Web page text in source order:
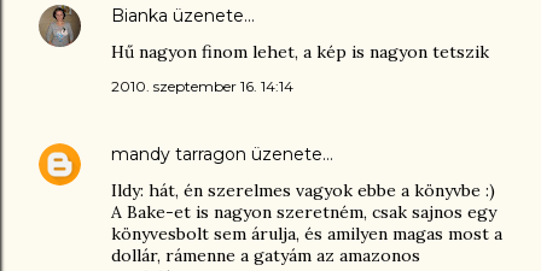
Bianka üzenete…
Hű nagyon finom lehet, a kép is nagyon tetszik
2010. szeptember 16. 14:14
mandy tarragon üzenete…
Ildy: hát, én szerelmes vagyok ebbe a könyvbe :)
A Bake-et is nagyon szeretném, csak sajnos egy
könyvesbolt sem árulja, és amilyen magas most a
dollár, rámenne a gatyám az amazonos